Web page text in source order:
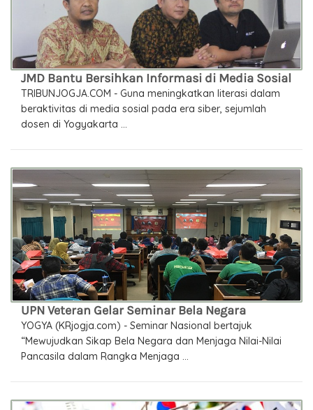
JMD Bantu Bersihkan Informasi di Media Sosial
TRIBUNJOGJA.COM - Guna meningkatkan literasi dalam
beraktivitas di media sosial pada era siber, sejumlah
dosen di Yogyakarta ...
UPN Veteran Gelar Seminar Bela Negara
YOGYA (KRjogja.com) - Seminar Nasional bertajuk
“Mewujudkan Sikap Bela Negara dan Menjaga Nilai-Nilai
Pancasila dalam Rangka Menjaga ...